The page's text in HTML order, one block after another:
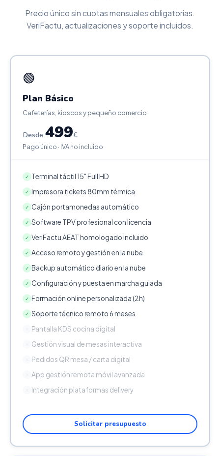
Precio único sin cuotas mensuales obligatorias.
VeriFactu, actualizaciones y soporte incluidos.
🟢
Plan Básico
Cafeterías, kioscos y pequeño comercio
Desde 499€
Pago único · IVA no incluido
✓ Terminal táctil 15" Full HD
✓ Impresora tickets 80mm térmica
✓ Cajón portamonedas automático
✓ Software TPV profesional con licencia
✓ VeriFactu AEAT homologado incluido
✓ Acceso remoto y gestión en la nube
✓ Backup automático diario en la nube
✓ Configuración y puesta en marcha guiada
✓ Formación online personalizada (2h)
✓ Soporte técnico remoto 6 meses
Pantalla KDS cocina digital
Gestión visual de mesas interactiva
Pedidos QR mesa / carta digital
App gestión remota móvil avanzada
Integración plataformas delivery
Solicitar presupuesto